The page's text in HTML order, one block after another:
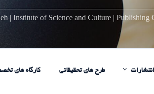
| Institute of Science and Culture | Publishing
انتشارات طرح های تحقیقاتی کارگاه های